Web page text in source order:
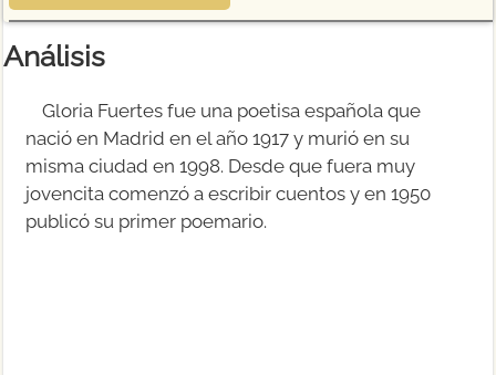
Análisis
Gloria Fuertes fue una poetisa española que
nació en Madrid en el año 1917 y murió en su
misma ciudad en 1998. Desde que fuera muy
jovencita comenzó a escribir cuentos y en 1950
publicó su primer poemario.